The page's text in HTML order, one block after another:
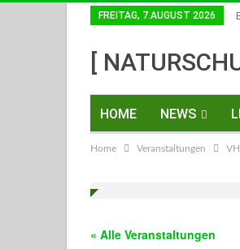
FREITAG, 7.AUGUST 2026
[
HOME NEWS
KONTAKT
Home Veranstaltungen
« Alle Veranstaltungen